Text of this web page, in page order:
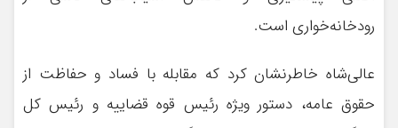
رودخانه‌خواری است.
عالی‌شاه خاطرنشان کرد که مقابله با فساد و حفاظت از
حقوق عامه، دستور ویژه رئیس قوه قضاییه و رئیس کل